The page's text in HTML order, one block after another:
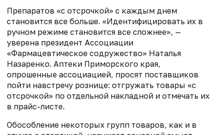
Препаратов «с отсрочкой» с каждым днем
становится все больше. «Идентифицировать их в
ручном режиме становится все сложнее», —
уверена президент Ассоциации
«Фармацевтическое содружество» Наталья
Назаренко. Аптеки Приморского края,
опрошенные ассоциацией, просят поставщиков
пойти навстречу рознице: отгружать товары «с
отсрочкой» по отдельной накладной и отмечать их
в прайс-листе.
Обособление некоторых групп товаров, как и в